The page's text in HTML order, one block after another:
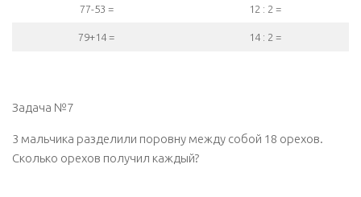
77-53 = 12 : 2 =
79+14 = 14 : 2 =
Задача №7
3 мальчика разделили поровну между собой 18 орехов.
Сколько орехов получил каждый?